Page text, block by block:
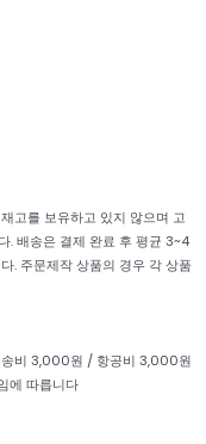
고를 보유하고 있지 않으며 고
. 배송은 결제 완료 후 평균 3~4
. 주문제작 상품의 경우 각 상품
송비 3,000원 / 항공비 3,000원
에 따릅니다